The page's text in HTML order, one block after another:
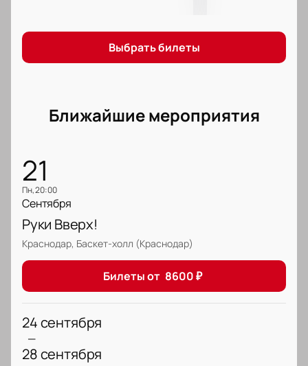
Выбрать билеты
Ближайшие мероприятия
21
пн, 20:00
Сентября
Руки Вверх!
Краснодар, Баскет-холл (Краснодар)
Билеты от 8600₽
24 сентября
—
28 сентября